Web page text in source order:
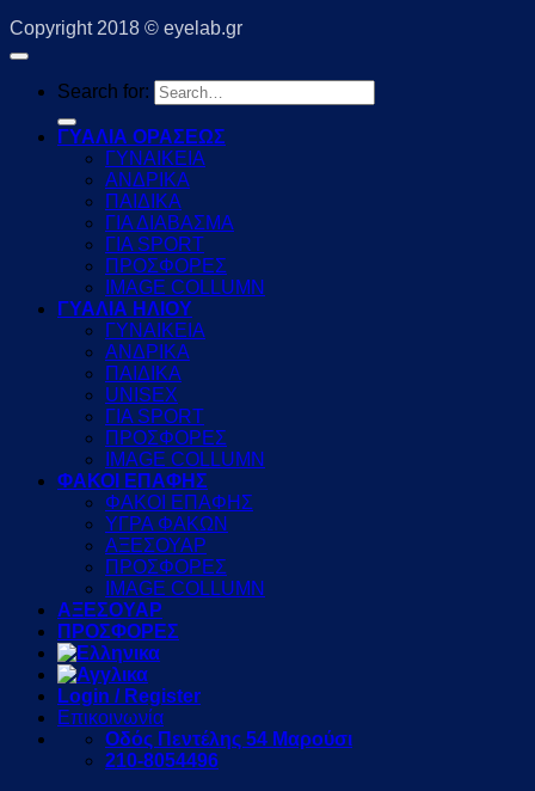
Copyright 2018 © eyelab.gr
Search for:
ΓΥΑΛΙΑ ΟΡΑΣΕΩΣ
ΓΥΝΑΙΚΕΙΑ
ΑΝΔΡΙΚΑ
ΠΑΙΔΙΚΑ
ΓΙΑ ΔΙΑΒΑΣΜΑ
ΓΙΑ SPORT
ΠΡΟΣΦΟΡΕΣ
IMAGE COLLUMN
ΓΥΑΛΙΑ ΗΛΙΟΥ
ΓΥΝΑΙΚΕΙΑ
ΑΝΔΡΙΚΑ
ΠΑΙΔΙΚΑ
UNISEX
ΓΙΑ SPORT
ΠΡΟΣΦΟΡΕΣ
IMAGE COLLUMN
ΦΑΚΟΙ ΕΠΑΦΗΣ
ΦΑΚΟΙ ΕΠΑΦΗΣ
ΥΓΡΑ ΦΑΚΩΝ
ΑΞΕΣΟΥΑΡ
ΠΡΟΣΦΟΡΕΣ
IMAGE COLLUMN
ΑΞΕΣΟΥΑΡ
ΠΡΟΣΦΟΡΕΣ
Login / Register
Επικοινωνία
Οδός Πεντέλης 54 Μαρούσι
210-8054496